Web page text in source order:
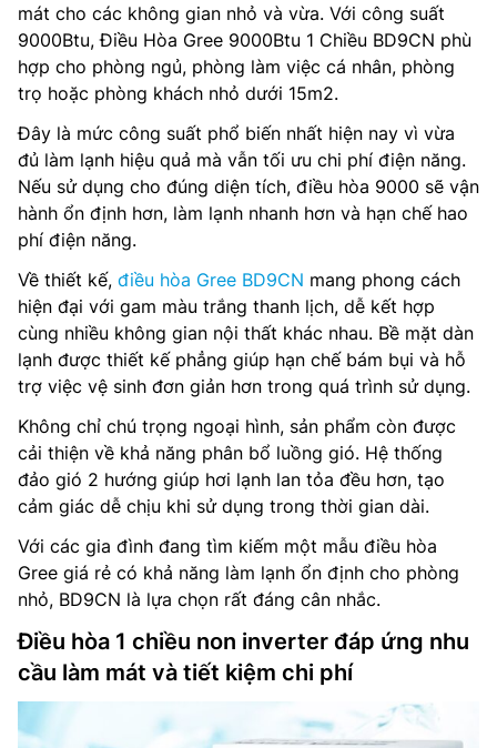
mát cho các không gian nhỏ và vừa. Với công suất
9000Btu, Điều Hòa Gree 9000Btu 1 Chiều BD9CN phù
hợp cho phòng ngủ, phòng làm việc cá nhân, phòng
trọ hoặc phòng khách nhỏ dưới 15m2.
Đây là mức công suất phổ biến nhất hiện nay vì vừa
đủ làm lạnh hiệu quả mà vẫn tối ưu chi phí điện năng.
Nếu sử dụng cho đúng diện tích, điều hòa 9000 sẽ vận
hành ổn định hơn, làm lạnh nhanh hơn và hạn chế hao
phí điện năng.
Về thiết kế, điều hòa Gree BD9CN mang phong cách
hiện đại với gam màu trắng thanh lịch, dễ kết hợp
cùng nhiều không gian nội thất khác nhau. Bề mặt dàn
lạnh được thiết kế phẳng giúp hạn chế bám bụi và hỗ
trợ việc vệ sinh đơn giản hơn trong quá trình sử dụng.
Không chỉ chú trọng ngoại hình, sản phẩm còn được
cải thiện về khả năng phân bổ luồng gió. Hệ thống
đảo gió 2 hướng giúp hơi lạnh lan tỏa đều hơn, tạo
cảm giác dễ chịu khi sử dụng trong thời gian dài.
Với các gia đình đang tìm kiếm một mẫu điều hòa
Gree giá rẻ có khả năng làm lạnh ổn định cho phòng
nhỏ, BD9CN là lựa chọn rất đáng cân nhắc.
Điều hòa 1 chiều non inverter đáp ứng nhu
cầu làm mát và tiết kiệm chi phí